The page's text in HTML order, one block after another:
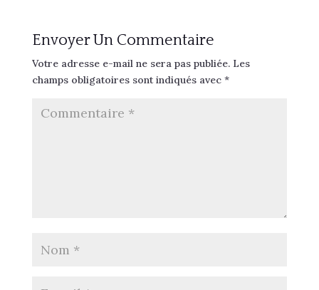
Envoyer Un Commentaire
Votre adresse e-mail ne sera pas publiée. Les
champs obligatoires sont indiqués avec *